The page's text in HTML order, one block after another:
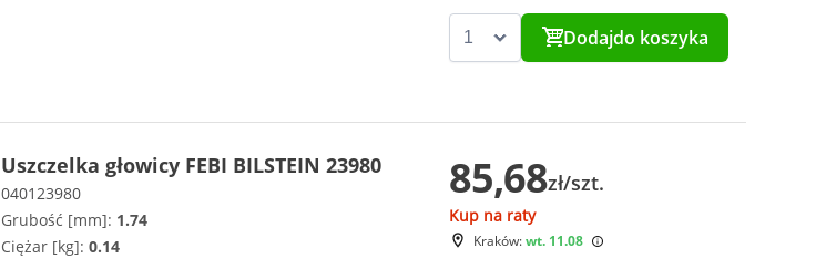
Dodajdo koszyka
Uszczelka głowicy FEBI BILSTEIN 23980
040123980
Grubość [mm]: 1.74
Ciężar [kg]: 0.14
85,68zł/szt.
Kup na raty
Kraków:wt. 11.08